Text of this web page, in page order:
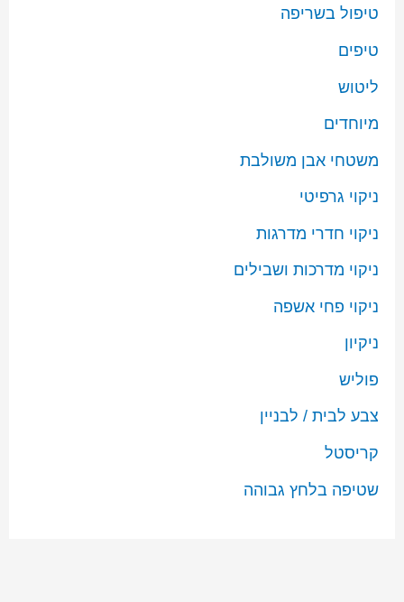
טיפול בשריפה
טיפים
ליטוש
מיוחדים
משטחי אבן משולבת
ניקוי גרפיטי
ניקוי חדרי מדרגות
ניקוי מדרכות ושבילים
ניקוי פחי אשפה
ניקיון
פוליש
צבע לבית / לבניין
קריסטל
שטיפה בלחץ גבוהה